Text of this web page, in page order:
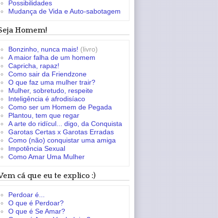
Possibilidades
Mudança de Vida e Auto-sabotagem
Homem!
Bonzinho, nunca mais! (livro)
A maior falha de um homem
Capricha, rapaz!
Como sair da Friendzone
O que faz uma mulher trair?
Mulher, sobretudo, respeite
Inteligência é afrodisíaco
Como ser um Homem de Pegada
Plantou, tem que regar
A arte do ridícul... digo, da Conquista
Garotas Certas x Garotas Erradas
Como (não) conquistar uma amiga
Impotência Sexual
Como Amar Uma Mulher
cá que eu te explico :)
Perdoar é...
O que é Perdoar?
O que é Se Amar?